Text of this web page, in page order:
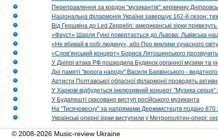
Переправлення за кордон "музикантів": керівнику
Національна філармонія України завершує 162-й сезон:
Від Гершвіна до Led Zeppelin: американські зірки
«Фауст» Шарля Гуно повертається до Львова: Львівська
«Не вбивай в собі людину», або Про виклики сучасного світу
«Слов’янський концерт» Бориса Лятошинського
У Дніпрі атака РФ пошкодила Будинок органної музики та
Дні памяті "ворога народу" Василя Барвінського -
Артисти Полтавської обласної філармонії проводять
У Харкові відбудеться інклюзивний концерт "Музика
У Будапешті скасовано виступ російського музиканта
На "Тисячовесну" за напрямами Держмистецтв подано 870
Українські оперні зірки виступили у Метрополітен-опері:
© 2008-2026 Music-review Ukraine